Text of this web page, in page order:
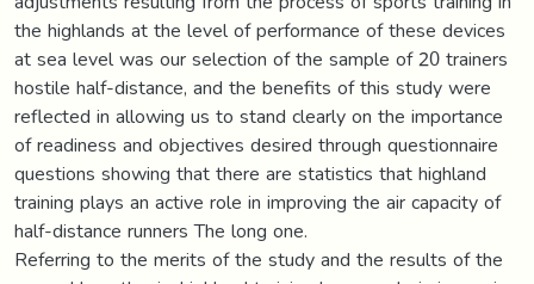
the highlands at the level of performance of these devices
at sea level was our selection of the sample of 20 trainers
hostile half-distance, and the benefits of this study were
reflected in allowing us to stand clearly on the importance
of readiness and objectives desired through questionnaire
questions showing that there are statistics that highland
training plays an active role in improving the air capacity of
half-distance runners The long one.
Referring to the merits of the study and the results of the